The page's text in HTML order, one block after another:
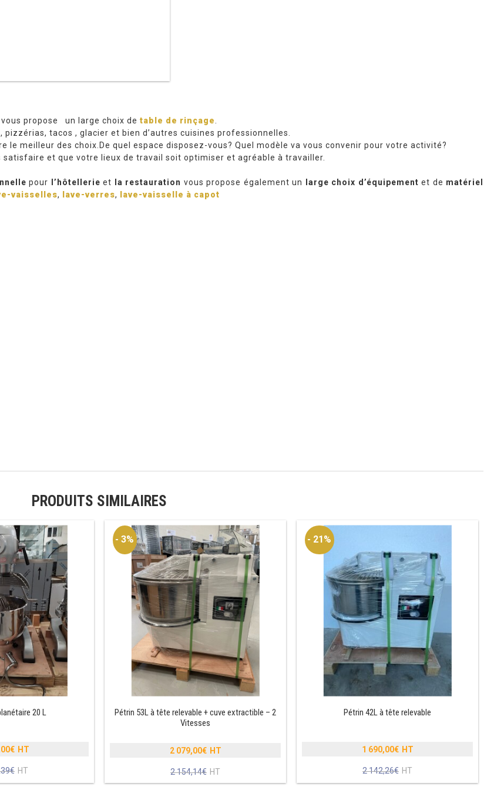
vous propose un large choix de table de rinçage
, pizzérias, tacos , glacier et bien d’autres cuisines professionnelles.
meilleur des choix.De quel espace disposez-vous? Quel modèle va vous convenir pour votre activité?
satisfaire et que votre lieux de travail soit optimiser et agréable à travailler.
pour l’hôtellerie et la restauration vous propose également un large choix d’équipement et de matériel
vaisselles, lave-verres, lave-vaisselle à capot
PRODUITS SIMILAIRES
20 L
€
prix
initial
€
Le
prix
- 3%
Pétrin 53L à tête relevable + cuve extractible – 2
Vitesses
2 154,14€
prix
2 079,00€
Le
- 21%
Pétrin 42L à tête relevable
2 142,26€
prix
initial
1 690,00€
Le
prix